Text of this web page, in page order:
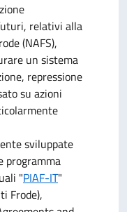
relativi alla
(NAFS),
un sistema
repressione
su azioni
sviluppate
programma
"PIAF-IT"
Frode),